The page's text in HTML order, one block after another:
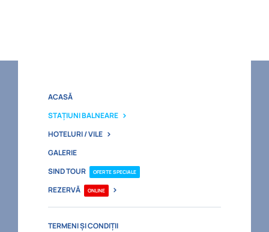
ACASĂ
STAŢIUNI BALNEARE
HOTELURI / VILE
GALERIE
SIND TOUR
OFERTE SPECIALE
REZERVĂ ONLINE
TERMENI ȘI CONDIȚII